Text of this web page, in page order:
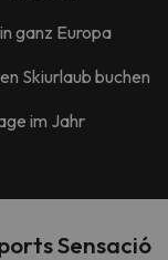
ganz Europa
Skiurlaub buchen
im Jahr
Sensació